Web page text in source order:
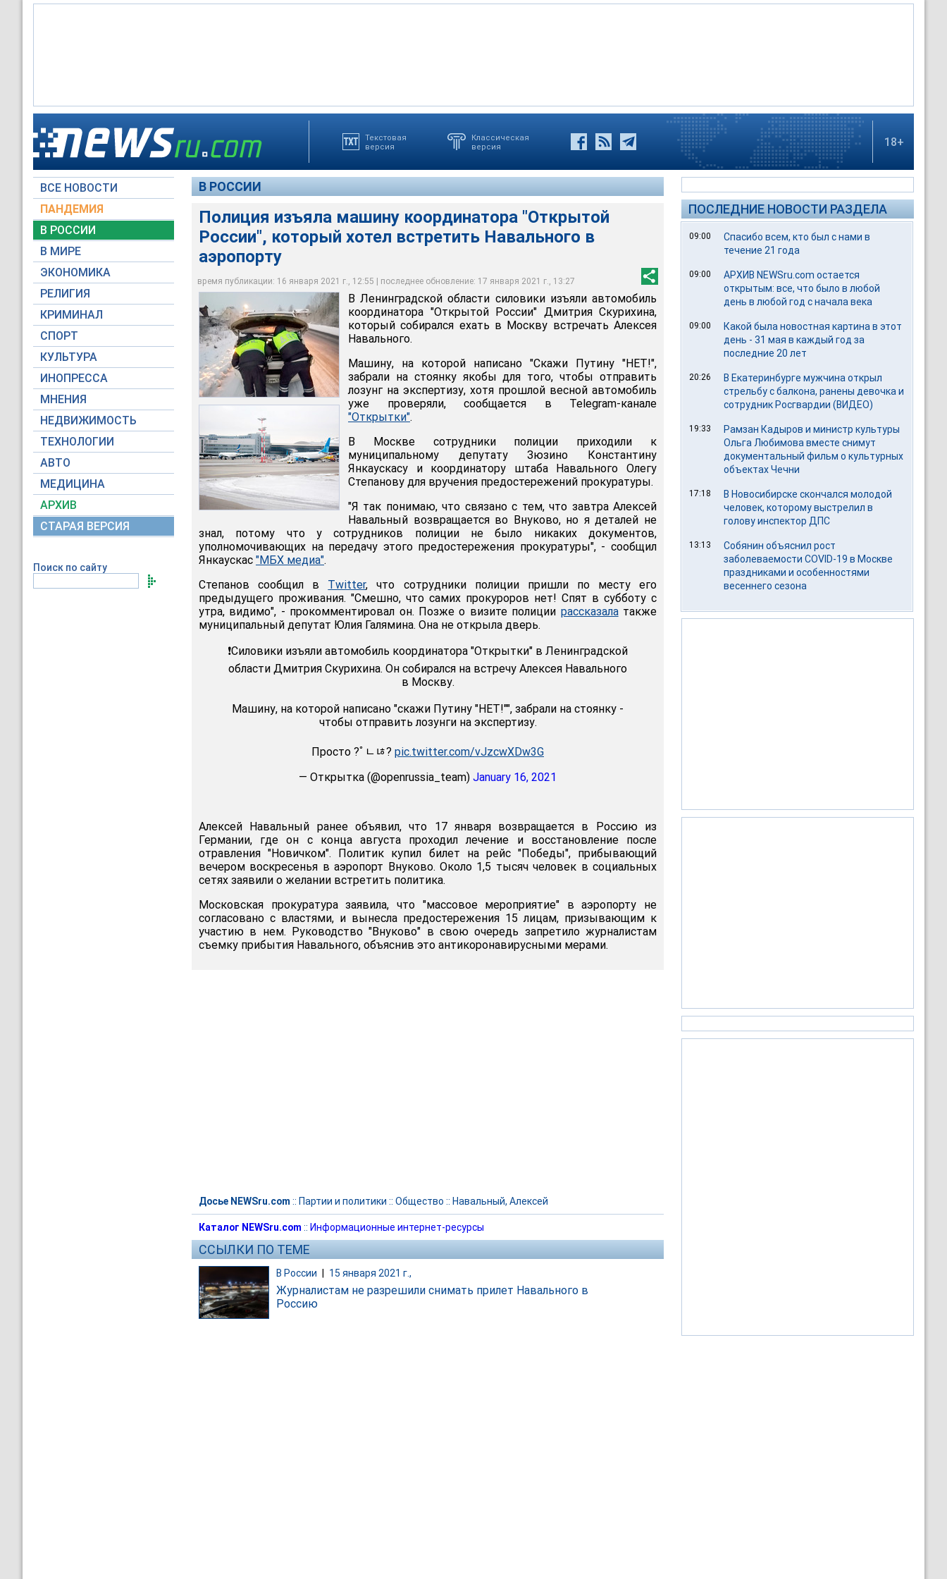
Текстовая
версия
Классическая
версия
18+
ВСЕ НОВОСТИ
ПАНДЕМИЯ
В РОССИИ
В МИРЕ
ЭКОНОМИКА
РЕЛИГИЯ
КРИМИНАЛ
СПОРТ
КУЛЬТУРА
ИНОПРЕССА
МНЕНИЯ
НЕДВИЖИМОСТЬ
ТЕХНОЛОГИИ
АВТО
МЕДИЦИНА
АРХИВ
СТАРАЯ ВЕРСИЯ
Поиск по сайту
В РОССИИ
Полиция изъяла машину координатора "Открытой
России", который хотел встретить Навального в
аэропорту
время публикации: 16 января 2021 г., 12:55 | последнее обновление: 17 января 2021 г., 13:27
В Ленинградской области силовики изъяли автомобиль координатора "Открытой
России" Дмитрия Скурихина, который собирался ехать в Москву встречать Алексея
Навального
Фото: Открытка / twitter.com
Алексей Навальный ранее объявил, что 17 января возвращается в Россию из
Германии, где он с конца августа проходил лечение и восстановление после
отравления "Новичком". Политик купил билет на рейс "Победы", прибывающий
вечером воскресенья в аэропорт Внуково
Moscow-Live / Михаил Незговоров
В Ленинградской области силовики изъяли автомобиль
координатора "Открытой России" Дмитрия Скурихина,
который собирался ехать в Москву встречать Алексея
Навального.
Машину, на которой написано "Скажи Путину "НЕТ!",
забрали на стоянку якобы для того, чтобы отправить
лозунг на экспертизу, хотя прошлой весной автомобиль
уже проверяли, сообщается в Telegram-канале
"Открытки".
В Москве сотрудники полиции приходили к
муниципальному депутату Зюзино Константину
Янкаускасу и координатору штаба Навального Олегу
Степанову для вручения предостережений прокуратуры.
"Я так понимаю, что связано с тем, что завтра Алексей
Навальный возвращается во Внуково, но я деталей не
знал, потому что у сотрудников полиции не было никаких документов,
уполномочивающих на передачу этого предостережения прокуратуры", - сообщил
Янкаускас "МБХ медиа".
Степанов сообщил в Twitter, что сотрудники полиции пришли по месту его
предыдущего проживания. "Смешно, что самих прокуроров нет! Спят в субботу с
утра, видимо", - прокомментировал он. Позже о визите полиции рассказалатакже
муниципальный депутат Юлия Галямина. Она не открыла дверь.
❗️Силовики изъяли автомобиль координатора "Открытки" в Ленинградской
области Дмитрия Скурихина. Он собирался на встречу Алексея Навального
в Москву.
Машину, на которой написано "скажи Путину "НЕТ!"", забрали на стоянку -
чтобы отправить лозунги на экспертизу.
Просто ?￰ﾟﾤﾦ? pic.twitter.com/vJzcwXDw3G
— Открытка (@openrussia_team) January 16, 2021
Алексей Навальный ранее объявил, что 17 января возвращается в Россию из
Германии, где он с конца августа проходил лечение и восстановление после
отравления "Новичком". Политик купил билет на рейс "Победы", прибывающий
вечером воскресенья в аэропорт Внуково. Около 1,5 тысяч человек в социальных
сетях заявили о желании встретить политика.
Московская прокуратура заявила, что "массовое мероприятие" в аэропорту не
согласовано с властями, и вынесла предостережения 15 лицам, призывающим к
участию в нем. Руководство "Внуково" в свою очередь запретило журналистам
съемку прибытия Навального, объяснив это антикоронавирусными мерами.
Досье NEWSru.com :: Партии и политики :: Общество :: Навальный, Алексей
Каталог NEWSru.com :: Информационные интернет-ресурсы
ССЫЛКИ ПО ТЕМЕ
В России 15 января 2021 г.,
Журналистам не разрешили снимать прилет Навального в
Россию
ПОСЛЕДНИЕ НОВОСТИ РАЗДЕЛА
09:00
Спасибо всем, кто был с нами в
течение 21 года
09:00
АРХИВ NEWSru.com остается
открытым: все, что было в любой
день в любой год с начала века
09:00
Какой была новостная картина в этот
день - 31 мая в каждый год за
последние 20 лет
20:26
В Екатеринбурге мужчина открыл
стрельбу с балкона, ранены девочка и
сотрудник Росгвардии (ВИДЕО)
19:33
Рамзан Кадыров и министр культуры
Ольга Любимова вместе снимут
документальный фильм о культурных
объектах Чечни
17:18
В Новосибирске скончался молодой
человек, которому выстрелил в
голову инспектор ДПС
13:13
Собянин объяснил рост
заболеваемости COVID-19 в Москве
праздниками и особенностями
весеннего сезона